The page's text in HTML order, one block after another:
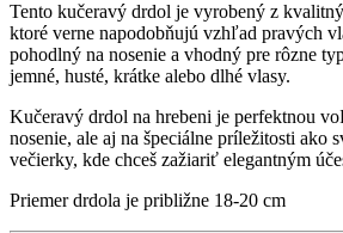
Tento kučeravý drdol je vyrobený z
ktoré verne napodobňujú vzhľad pravých
pohodlný na nosenie a vhodný pre rôzne
jemné, husté, krátke alebo dlhé vlasy.
Kučeravý drdol na hrebeni je perfektnou
nosenie, ale aj na špeciálne príležitosti ako
večierky, kde chceš zažiariť elegantným
Priemer drdola je približne 18-20 cm